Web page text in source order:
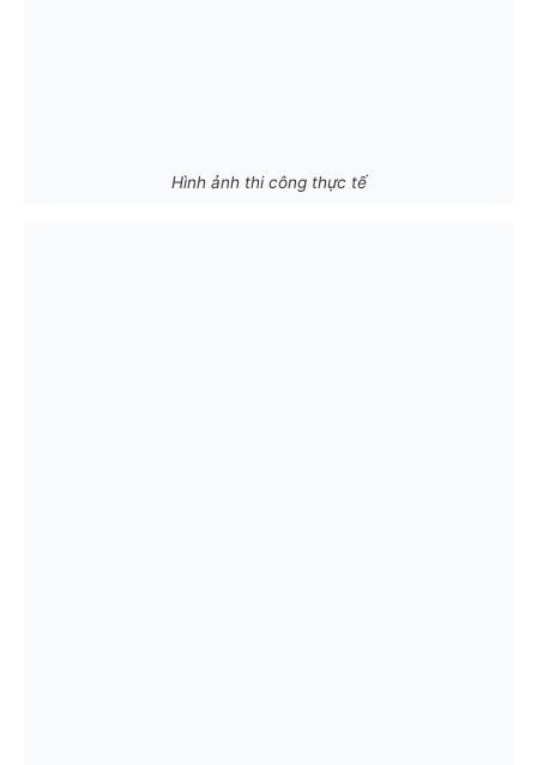
Hình ảnh thi công thực tế